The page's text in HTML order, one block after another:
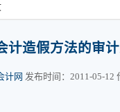
计造假方法的审
计网 发布时间：2011-05-12